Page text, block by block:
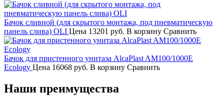
Бачок сливной (для скрытого монтажа, под пневматическую
панель слива) OLI Цена 13201 руб. В корзину Сравнить
Бачок для пристенного унитаза AlcaPlast AM100/1000E
Ecology Цена 16068 руб. В корзину Сравнить
Наши преимущества